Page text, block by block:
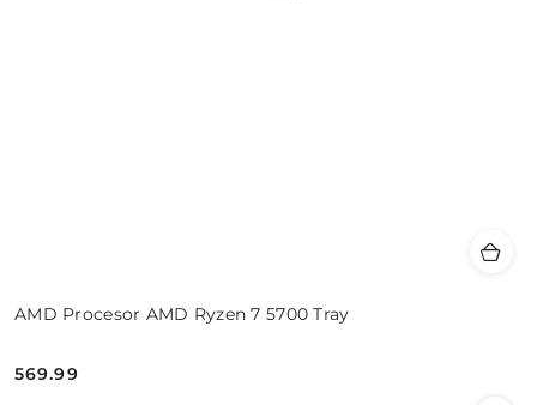
AMD Procesor AMD Ryzen 7 5700 Tray
Cena:
569.99